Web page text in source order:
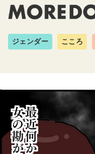
ジェンダー こころ